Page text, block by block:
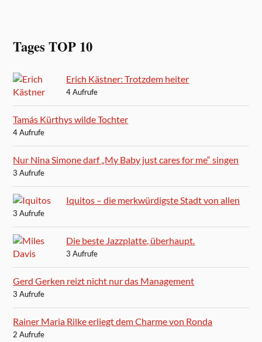
Tages TOP 10
Erich Kästner: Trotzdem heiter
4 Aufrufe
Tamás Kürthys wilde Tochter
4 Aufrufe
Nur Nina Simone darf „My Baby just cares for me“ singen
3 Aufrufe
Iquitos – die merkwürdigste Stadt von allen
3 Aufrufe
Die beste Jazzplatte, überhaupt.
3 Aufrufe
Gerd Gerken reizt nicht nur das Management
3 Aufrufe
Rainer Maria Rilke erliegt dem Charme von Ronda
2 Aufrufe